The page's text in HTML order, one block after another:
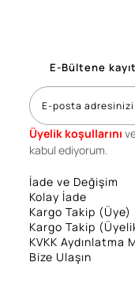
E-Bültene
Üyelik koşullarını
kabul ediyorum.
İade ve Değişim
Kolay İade
Kargo Takip (Üye)
Kargo Takip
KVKK Aydınlatma
Bize Ulaşın